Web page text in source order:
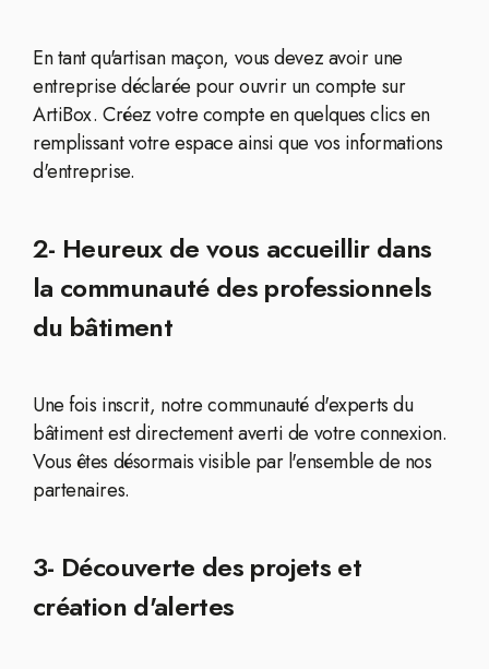
En tant qu'artisan maçon, vous devez avoir une
entreprise déclarée pour ouvrir un compte sur
ArtiBox. Créez votre compte en quelques clics en
remplissant votre espace ainsi que vos informations
d'entreprise.
2- Heureux de vous accueillir dans
la communauté des professionnels
du bâtiment
Une fois inscrit, notre communauté d'experts du
bâtiment est directement averti de votre connexion.
Vous êtes désormais visible par l'ensemble de nos
partenaires.
3- Découverte des projets et
création d'alertes